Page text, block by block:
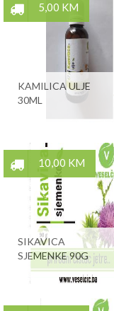
5,00 KM
KAMILICA ULJE
30ML
10,00 KM
SIKAVICA
SJEMENKE 90G